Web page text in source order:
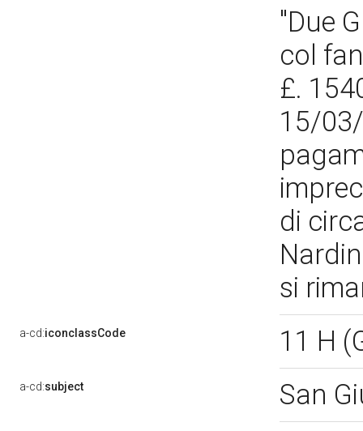
"Due
col
£.
15/
di
si
a-cd:iconclassCode 11 H
a-cd:subject San